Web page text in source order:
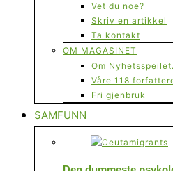
Vet du noe?
Skriv en artikkel
Ta kontakt
OM MAGASINET
Om
Våre 118
Fri gjenbruk
SAMFUNN